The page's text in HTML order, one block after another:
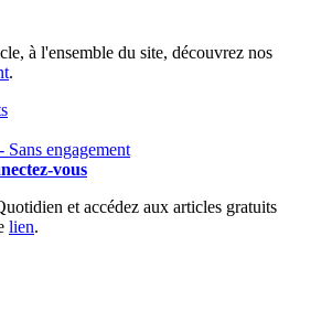
à l'ensemble du site, découvrez nos
.
engagement
vous
et accédez aux articles gratuits
lien.